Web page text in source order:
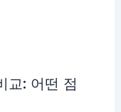
교: 어떤 점